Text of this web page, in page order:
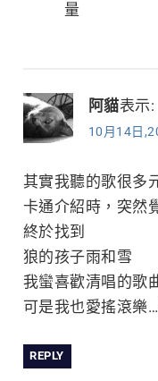
量
阿貓表示:
10月14日
其實我聽的歌很多
卡通介紹時，突然
終於找到
狼的孩子雨和雪
我蠻喜歡清唱的歌
可是我也愛搖滾樂
REPLY